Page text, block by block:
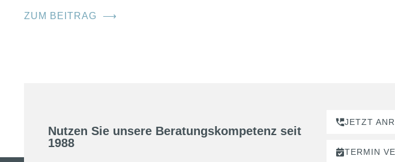
ZUM BEITRAG ⟶
Nutzen Sie unsere Beratungskompetenz seit
1988
JETZT
TERMIN